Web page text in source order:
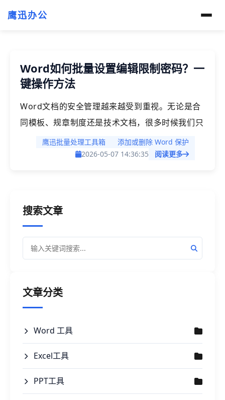
鹰迅办公
Word如何批量设置编辑限制密码？一
键操作方法
Word文档的安全管理越来越受到重视。无论是合
同模板、规章制度还是技术文档，很多时候我们只
希望别人查看内容，但不能随意修改。这时候就需
要给Word设置编辑限制密码，防止轻易打开篡改
了，今天就来分享一个高效的处理办法，轻松解决
这一问题。
鹰迅批量处理工具箱
添加或删除 Word 保护
2026-05-07 14:36:35
阅读更多
搜索文章
文章分类
Word 工具
Excel工具
PPT工具